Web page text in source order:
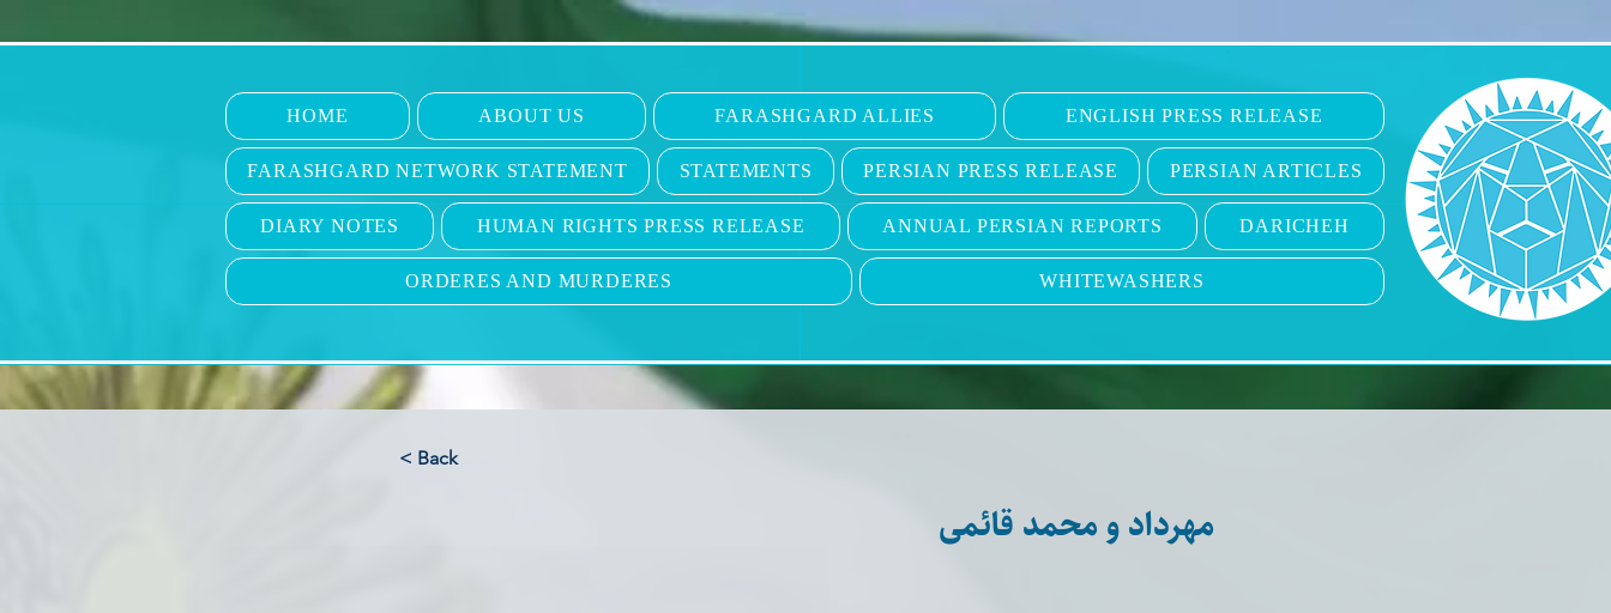
HOME ABOUT US FARASHGARD ALLIES ENGLISH PRESS RELEASE
FARASHGARD NETWORK STATEMENT STATEMENTS PERSIAN PRESS RELEASE PERSIAN ARTICLES
DIARY NOTES HUMAN RIGHTS PRESS RELEASE ANNUAL PERSIAN REPORTS DARICHEH
ORDERES AND MURDERES WHITEWASHERS
< Back
مهرداد و محمد قائمی